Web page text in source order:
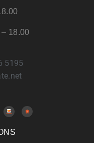
18.00
5195